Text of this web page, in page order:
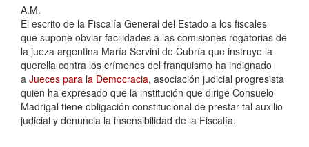
A.M.
El escrito de la Fiscalía General del Estado a los fiscales
que supone obviar facilidades a las comisiones rogatorias de
la jueza argentina María Servini de Cubría que instruye la
querella contra los crímenes del franquismo ha indignado
a Jueces para la Democracia, asociación judicial progresista
quien ha expresado que la institución que dirige Consuelo
Madrigal tiene obligación constitucional de prestar tal auxilio
judicial y denuncia la insensibilidad de la Fiscalía.